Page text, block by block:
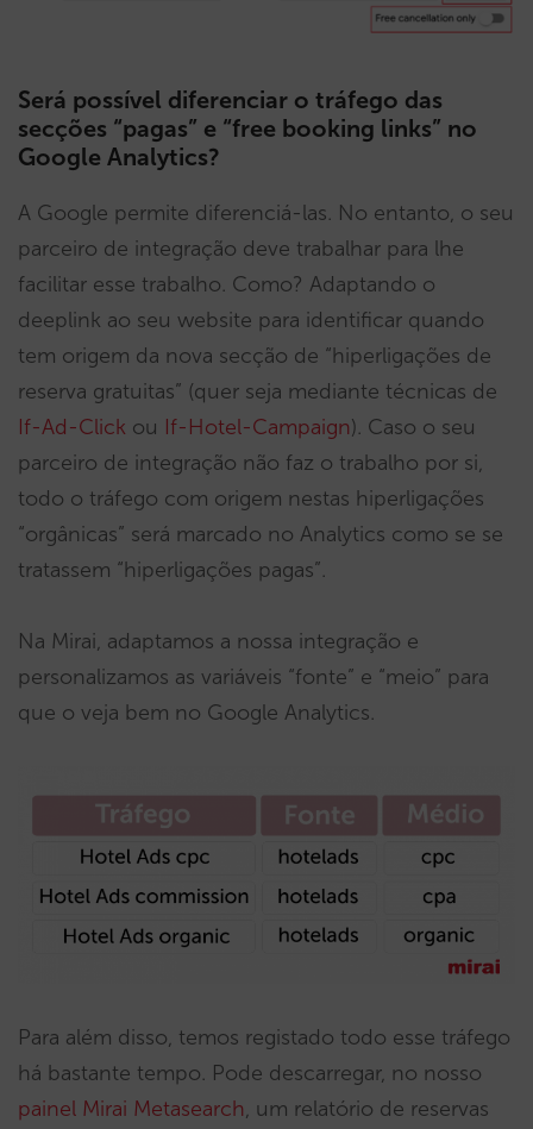
Será possível diferenciar o tráfego das
secções “pagas” e “free booking links” no
Google Analytics?
A Google permite diferenciá-las. No entanto, o seu
parceiro de integração deve trabalhar para lhe
facilitar esse trabalho. Como? Adaptando o
deeplink ao seu website para identificar quando
tem origem da nova secção de “hiperligações de
reserva gratuitas” (quer seja mediante técnicas de
If-Ad-Click ou If-Hotel-Campaign). Caso o seu
parceiro de integração não faz o trabalho por si,
todo o tráfego com origem nestas hiperligações
“orgânicas” será marcado no Analytics como se se
tratassem “hiperligações pagas”.
Na Mirai, adaptamos a nossa integração e
personalizamos as variáveis “fonte” e “meio” para
que o veja bem no Google Analytics.
Para além disso, temos registado todo esse tráfego
há bastante tempo. Pode descarregar, no nosso
painel Mirai Metasearch, um relatório de reservas